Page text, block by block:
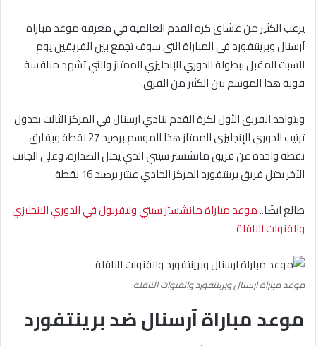
يرغب الكثير من عشاق كرة القدم العالمية في معرفة موعد مباراة
آرسنال وبرينتفورد في المباراة التي سوف تجمع بين الفريقين يوم
السبت المقبل ببطولة الدوري الإنجليزي الممتاز والتي تشهد منافسة
قوية هذا الموسم بين الكثير من الفرق.
ويتواجد الفريق الأول لكرة القدم بنادي آرسنال في المركز الثالث بجدول
ترتيب الدوري الإنجليزي الممتاز هذا الموسم برصيد 27 نقطة وبفارق
نقطة واحدة عن فريق مانشستر سيتي الذي يحتل الصدارة، وعلى الجانب
الآخر يحتل فريق برينتفورد المركز الحادي عشر برصيد 16 نقطة.
طالع ايضًا..موعد مباراة مانشستر سيتي وليفربول في الدوري الانجليزي
والقنوات الناقلة
موعد مباراة ارسنال وبرينتفورد والقنوات الناقلة
موعد مباراة آرسنال ضد برينتفورد